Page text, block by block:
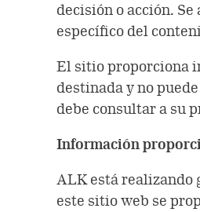
decisión o acción.
específico del
El sitio proporciona
destinada y no
debe consultar a su
Información
ALK está realizando
este sitio web se